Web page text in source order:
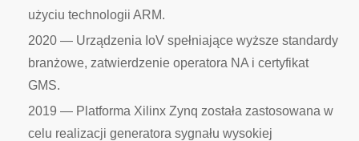
użyciu technologii ARM.
2020 — Urządzenia IoV spełniające wyższe standardy
branżowe, zatwierdzenie operatora NA i certyfikat
GMS.
2019 — Platforma Xilinx Zynq została zastosowana w
celu realizacji generatora sygnału wysokiej